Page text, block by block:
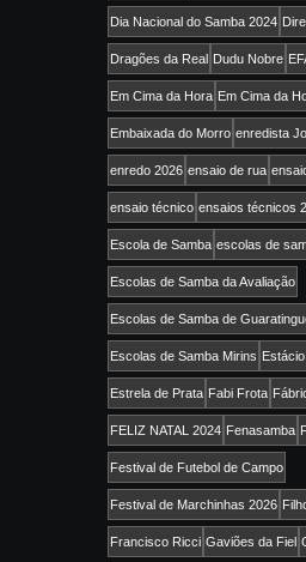
Dia Nacional do Samba 2024
Dragões da Real Dudu Nobre
Em Cima da Hora Em Cima da
Embaixada do Morro enredista
enredo 2026 ensaio de rua
ensaio técnico ensaios técnicos
Escola de Samba escolas de
Escolas de Samba da Avaliação
Escolas de Samba de
Escolas de Samba Mirins
Estrela de Prata Fabi Frota
FELIZ NATAL 2024 Fenasamba
Festival de Futebol de Campo
Festival de Marchinhas 2026
Francisco Ricci Gaviões da Fiel